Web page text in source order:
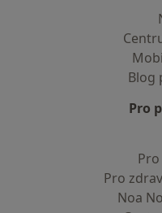
Blog
Pro
Pro
Noa